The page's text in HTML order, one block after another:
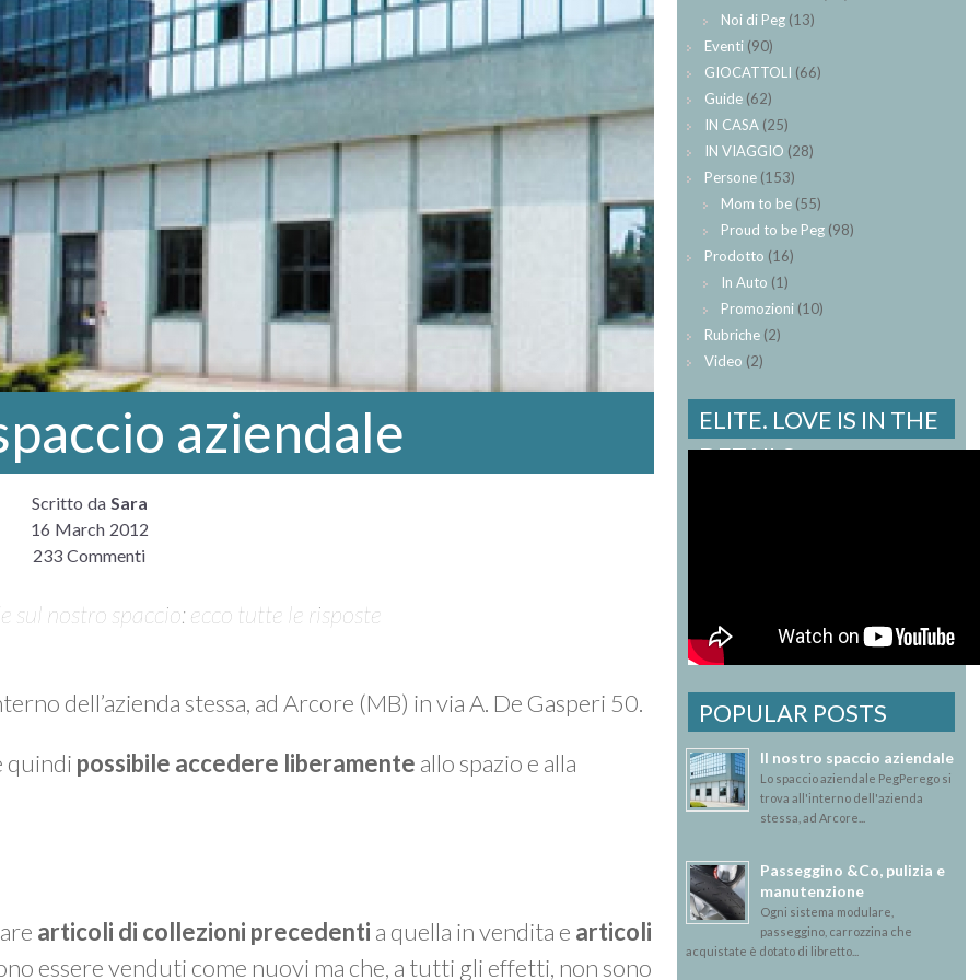
aziendale
Scritto da Sara
16 March 2012
233 Commenti
sul nostro spaccio: ecco tutte le risposte
dell’azienda stessa, ad Arcore (MB) in via A. De Gasperi 50.
quindi possibile accedere liberamente allo spazio e alla
articoli di collezioni precedenti a quella in vendita e articoli
essere venduti come nuovi ma che, a tutti gli effetti, non sono
Noi di Peg (13)
Eventi (90)
GIOCATTOLI (66)
Guide (62)
IN CASA (25)
IN VIAGGIO (28)
Persone (153)
Mom to be (55)
Proud to be Peg (98)
Prodotto (16)
In Auto (1)
Promozioni (10)
Rubriche (2)
Video (2)
ELITE. LOVE IS IN THE
DETAILS.
POPULAR POSTS
Il nostro spaccio aziendale
Lo spaccio aziendale PegPerego si
trova all'interno dell'azienda
stessa, ad Arcore...
Passeggino &Co, pulizia e
manutenzione
Ogni sistema modulare,
passeggino, carrozzina che
acquistate è dotato di libretto...